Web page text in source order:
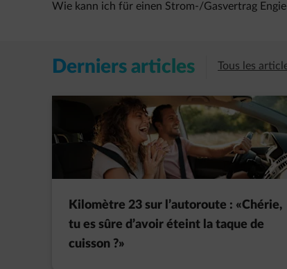
Wie kann ich für einen Strom-/Gasvertrag
Derniers articles Tous les
Kilomètre 23 sur l’autoroute : «Chérie,
tu es sûre d’avoir éteint la taque de
cuisson ?»